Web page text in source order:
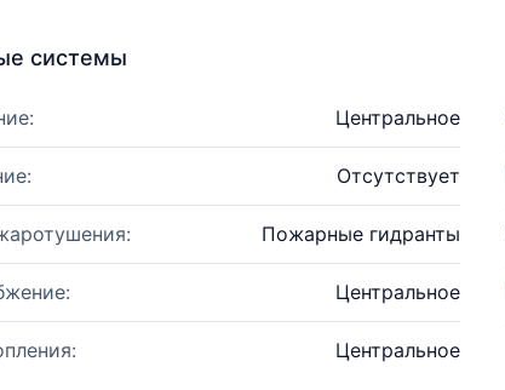
системы
Центральное
Отсутствует
Пожарные гидранты
Центральное
Центральное